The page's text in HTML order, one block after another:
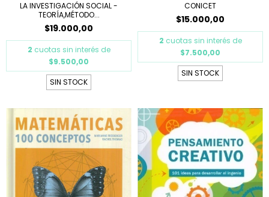
LA INVESTIGACIÓN SOCIAL -
TEORÍA,MÉTODO...
$19.000,00
2 cuotas sin interés de
$9.500,00
SIN STOCK
CONICET
$15.000,00
2 cuotas sin interés de
$7.500,00
SIN STOCK